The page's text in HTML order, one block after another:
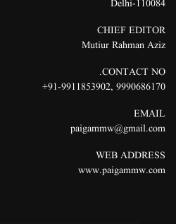
Delhi-110084
CHIEF EDITOR
Mutiur Rahman Aziz
CONTACT NO.
9990686170
,
91-9911853902+
EMAIL
paigammw@gmail.com
WEB ADDRESS
www.paigammw.com